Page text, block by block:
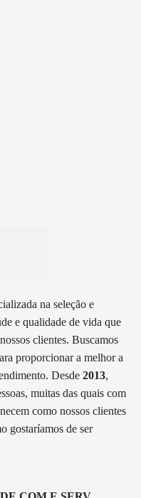
na seleção e
e qualidade de vida que
clientes. Buscamos
proporcionar a melhor a
Desde2013,
muitas das quais com
como nossos clientes
gostaríamos de ser